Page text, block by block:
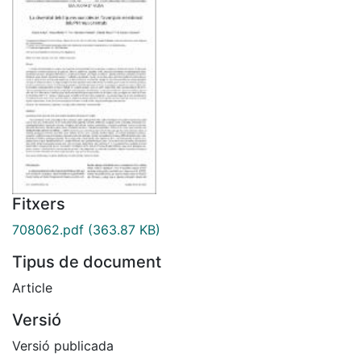
Fitxers
708062.pdf (363.87 KB)
Tipus de document
Article
Versió
Versió publicada